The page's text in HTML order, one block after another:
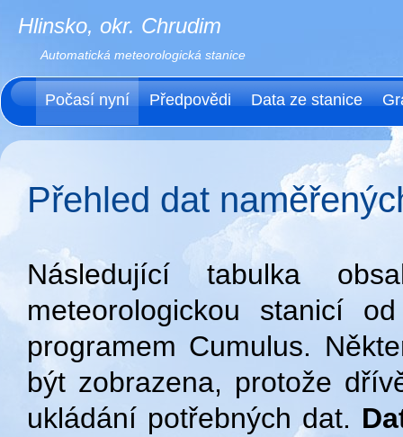
Hlinsko, okr. Chrudim
Automatická meteorologická stanice
Počasí nyní Předpovědi Data ze stanice
Přehled dat
Následující tabulka
meteorologickou stanicí
programem Cumulus.
být zobrazena, protože
ukládání potřebných dat.